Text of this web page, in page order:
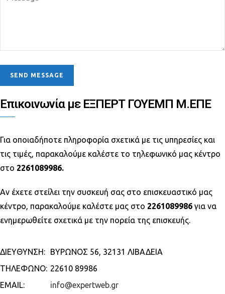
Επικοινωνία με ΕΞΠΕΡΤ ΓΟΥΕΜΠ Μ.ΕΠΕ
Για οποιαδήποτε πληροφορία σχετικά με τις υπηρεσίες και
τις τιμές, παρακαλούμε καλέστε το τηλεφωνικό μας κέντρο
στο 2261089986.
Αν έχετε στείλει την συσκευή σας στο επισκευαστικό μας
κέντρο, παρακαλούμε καλέστε μας στο 2261089986 για να
ενημερωθείτε σχετικά με την πορεία της επισκευής.
ΔΙΕΥΘΥΝΣΗ:
ΒΥΡΩΝΟΣ 56, 32131 ΛΙΒΑΔΕΙΑ
ΤΗΛΕΦΩΝΟ: 22610 89986
ΕΜΑIL:
info@expertweb.gr